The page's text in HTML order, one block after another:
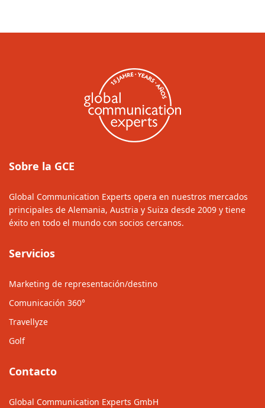
Sobre la GCE
Global Communication Experts opera en nuestros mercados
principales de Alemania, Austria y Suiza desde 2009 y tiene
éxito en todo el mundo con socios cercanos.
Servicios
Marketing de representación/destino
Comunicación 360°
Travellyze
Golf
Contacto
Global Communication Experts GmbH